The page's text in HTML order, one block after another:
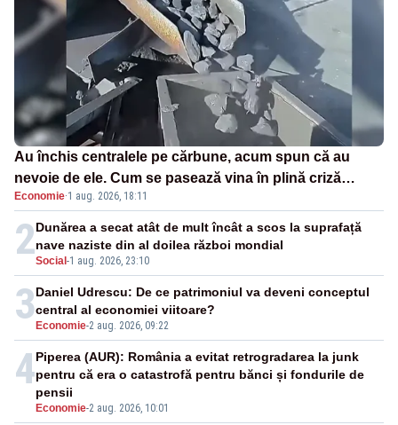
Au închis centralele pe cărbune, acum spun că au
nevoie de ele. Cum se pasează vina în plină criză
energetică
Economie·1 aug. 2026, 18:11
2Social -1 aug. 2026, 23:10
Dunărea a secat atât de mult încât a scos la suprafață
nave naziste din al doilea război mondial
3 Economie-2 aug. 2026, 09:22
Daniel Udrescu: De ce patrimoniul va deveni conceptul
central al economiei viitoare?
4
Economie-2 aug. 2026, 10:01
Piperea (AUR): România a evitat retrogradarea la junk
pentru că era o catastrofă pentru bănci și fondurile de
pensii